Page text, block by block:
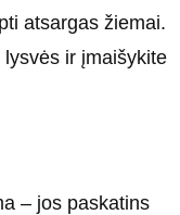
atsargas žiemai.
ir įmaišykite
– jos paskatins